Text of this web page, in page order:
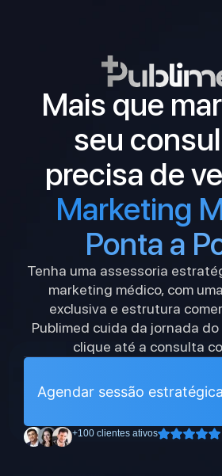
Mais que
seu
precisa de
Marketing
Ponta a
Tenha uma assessoria
marketing médico, com
exclusiva e estrutura
Publimed cuida da jornada
clique até a consulta
Agendar sessão
+100 clientes ativos